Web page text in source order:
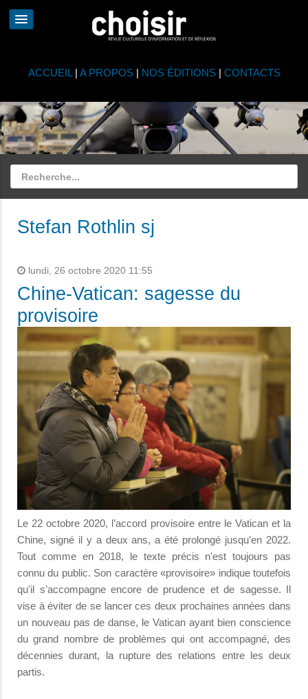
ACCUEIL | A PROPOS| NOS ÉDITIONS| CONTACTS
Stefan Rothlin sj
lundi, 26 octobre 2020 11:55
Chine-Vatican: sagesse du
provisoire
Le 22 octobre 2020, l’accord provisoire entre le Vatican et la
Chine, signé il y a deux ans, a été prolongé jusqu’en 2022.
Tout comme en 2018, le texte précis n'est toujours pas
connu du public. Son caractère «provisoire» indique toutefois
qu'il s’accompagne encore de prudence et de sagesse. Il
vise à éviter de se lancer ces deux prochaines années dans
un nouveau pas de danse, le Vatican ayant bien conscience
du grand nombre de problèmes qui ont accompagné, des
décennies durant, la rupture des relations entre les deux
partis.